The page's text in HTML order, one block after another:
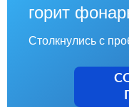
горит
Столкнулись с